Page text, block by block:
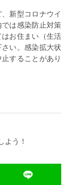
新型コロナウイ
は感染防止対策
お住まい（生活
い。感染拡大状
することがあり
よう！